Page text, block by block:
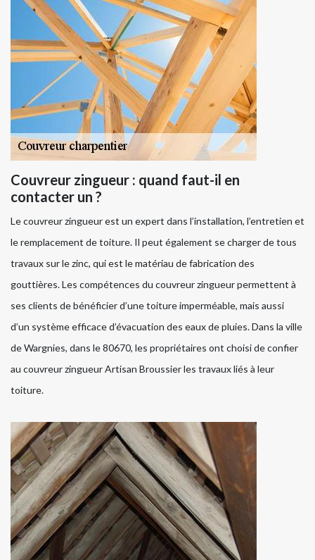
Couvreur zingueur : quand faut-il en
contacter un ?
Le couvreur zingueur est un expert dans l’installation, l’entretien et
le remplacement de toiture. Il peut également se charger de tous
travaux sur le zinc, qui est le matériau de fabrication des
gouttières. Les compétences du couvreur zingueur permettent à
ses clients de bénéficier d’une toiture imperméable, mais aussi
d’un système efficace d’évacuation des eaux de pluies. Dans la ville
de Wargnies, dans le 80670, les propriétaires ont choisi de confier
au couvreur zingueur Artisan Broussier les travaux liés à leur
toiture.